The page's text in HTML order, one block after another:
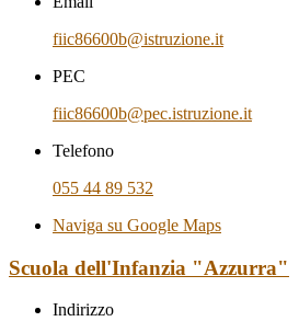
fiic86600b@istruzione.it
PEC
fiic86600b@pec.istruzione.it
Telefono
055 44 89 532
Naviga su Google Maps
Scuola dell'Infanzia "Azzurra"
Indirizzo